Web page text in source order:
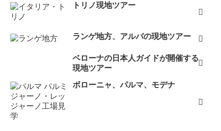
トリノ現地ツアー
ランゲ地方、アルバの現地ツアー
ベローナの日本人ガイドが開催する
現地ツアー
ボローニャ、パルマ、モデナ